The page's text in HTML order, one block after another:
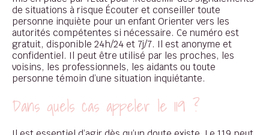
de situations à risque Écouter et conseiller toute
personne inquiète pour un enfant Orienter vers les
autorités compétentes si nécessaire. Ce numéro est
gratuit, disponible 24h/24 et 7j/7. Il est anonyme et
confidentiel. Il peut être utilisé par les proches, les
voisins, les professionnels, les aidants ou toute
personne témoin d’une situation inquiétante.
Dans quels cas appeler le 119 ?